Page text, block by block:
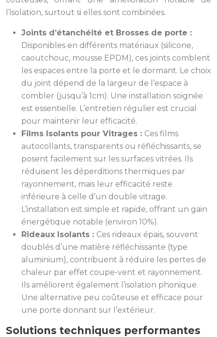
l’isolation, surtout si elles sont combinées.
Joints d’étanchéité et Brosses de porte :
Disponibles en différents matériaux (silicone,
caoutchouc, mousse EPDM), ces joints comblent
les espaces entre la porte et le dormant. Le choix
du joint dépend de la largeur de l’espace à
combler (jusqu’à 1cm). Une installation soignée
est essentielle. L’entretien régulier est crucial
pour maintenir leur efficacité.
Films Isolants pour Vitrages : Ces films
autocollants, transparents ou réfléchissants, se
posent facilement sur les surfaces vitrées. Ils
réduisent les déperditions thermiques par
rayonnement, mais leur efficacité reste
inférieure à celle d’un double vitrage.
L’installation est simple et rapide, offrant un gain
énergétique notable (environ 10%).
Rideaux Isolants : Ces rideaux épais, souvent
doublés d’une matière réfléchissante (type
aluminium), contribuent à réduire les pertes de
chaleur par effet coupe-vent et rayonnement.
Ils améliorent également l’isolation phonique.
Une alternative peu coûteuse et efficace pour
une porte donnant sur l’extérieur.
Solutions techniques performantes